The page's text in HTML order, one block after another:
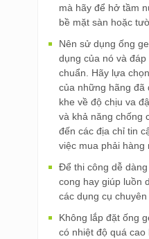
mà hãy để hở tầm
bề mặt sàn hoặc
Nên sử dụng ống
dụng của nó và
chuẩn. Hãy lựa
của những hãng đã
khe về độ chịu va
và khả năng chống
đến các địa chỉ tin
việc mua phải hàng
Để thi công dễ
cong hay giúp luồn
các dụng cụ chuyên
Không lắp đặt ống
có nhiệt độ quá